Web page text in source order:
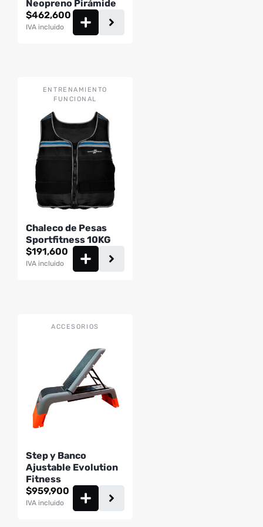
Neopreno Pirámide
$462,600
IVA incluido
ENTRENAMIENTO
FUNCIONAL
Chaleco de Pesas
Sportfitness 10KG
$191,600
IVA incluido
ACCESORIOS
Step y Banco
Ajustable Evolution
Fitness
$959,900
IVA incluido